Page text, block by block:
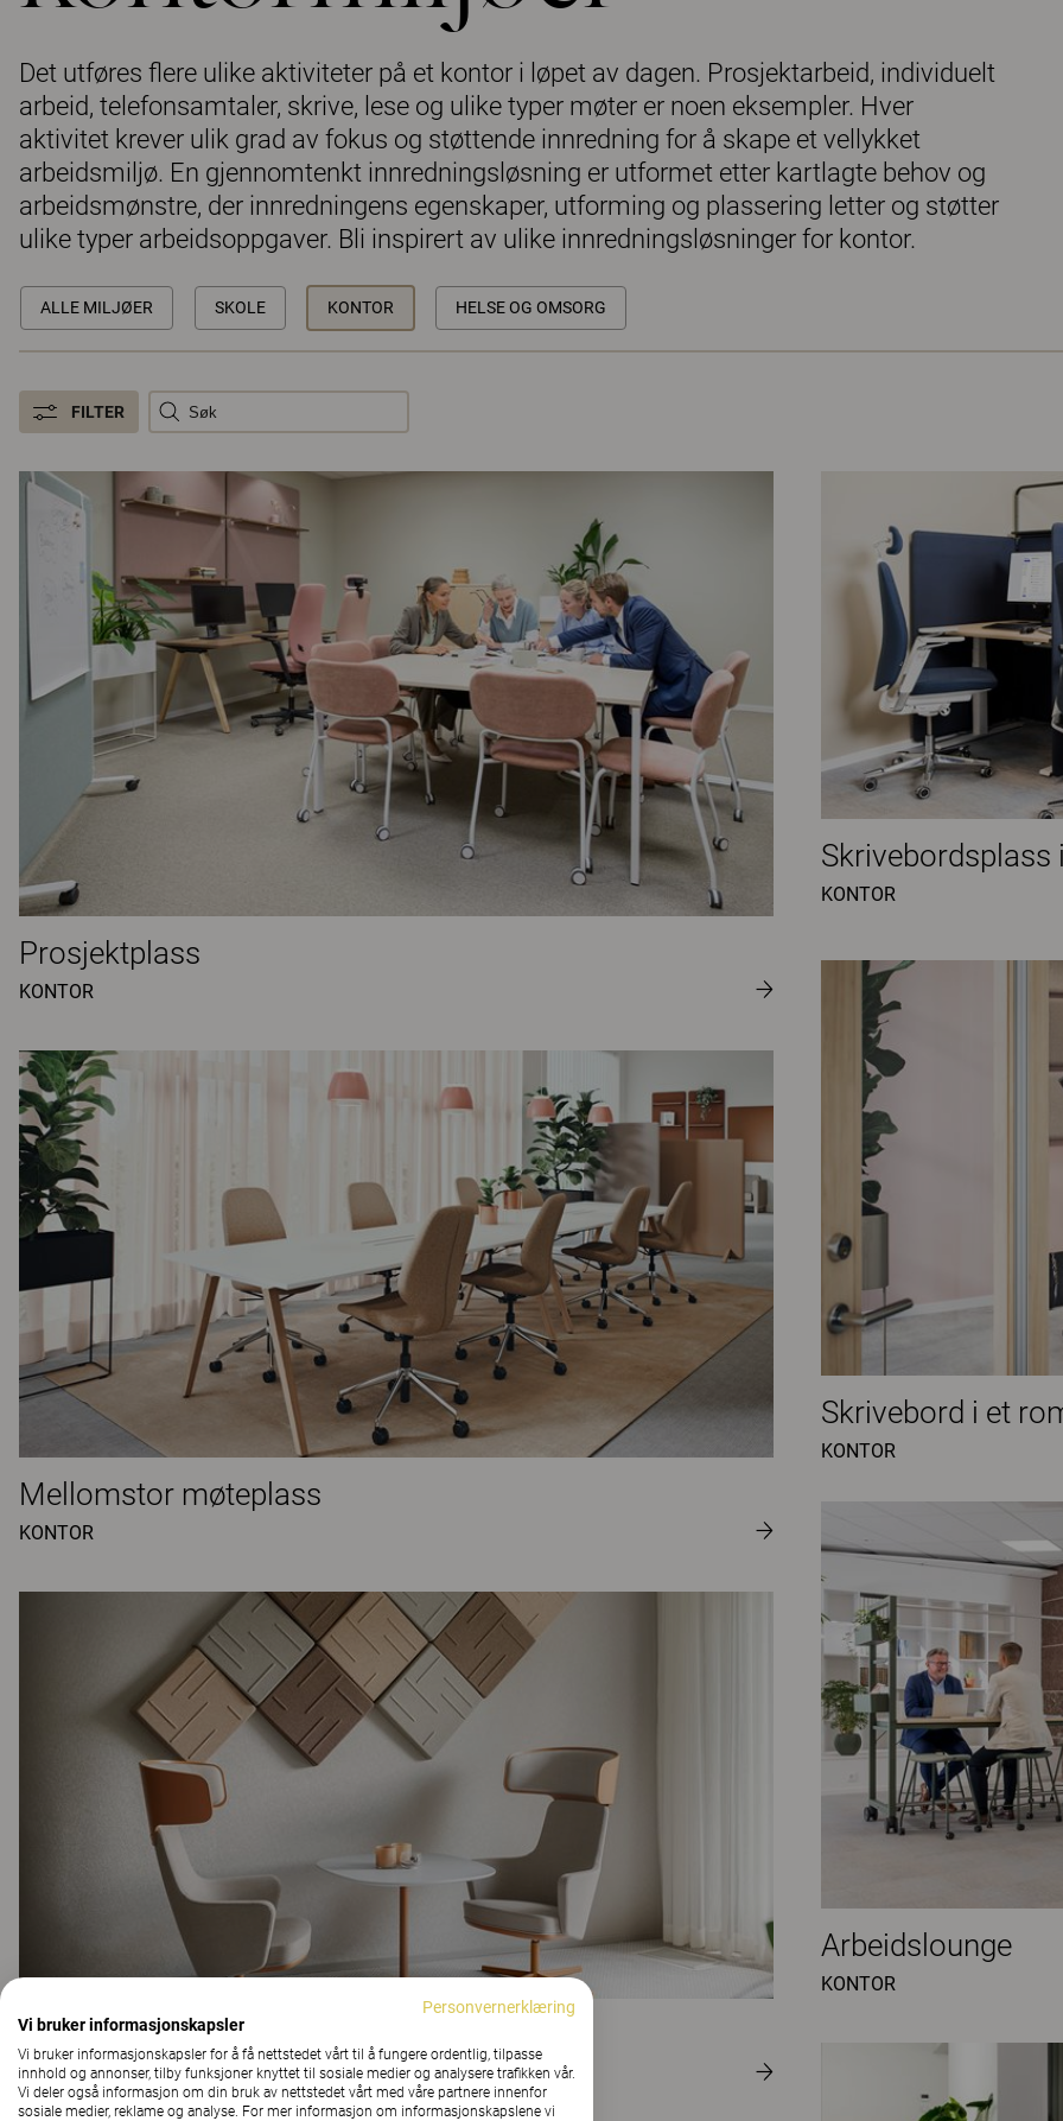
Det utføres flere ulike aktiviteter på et kontor i løpet av dagen. Prosjektarbeid, individuelt
arbeid, telefonsamtaler, skrive, lese og ulike typer møter er noen eksempler. Hver
aktivitet krever ulik grad av fokus og støttende innredning for å skape et vellykket
arbeidsmiljø. En gjennomtenkt innredningsløsning er utformet etter kartlagte behov og
arbeidsmønstre, der innredningens egenskaper, utforming og plassering letter og støtter
ulike typer arbeidsoppgaver. Bli inspirert av ulike innredningsløsninger for kontor.
ALLE MILJØER SKOLE KONTOR HELSE OG OMSORG
FILTER
Prosjektplass
KONTOR
Skrivebordsplass
KONTOR
Skrivebord i et
KONTOR
Mellomstor møteplass
KONTOR
Arbeidslounge
KONTOR
Plass for dialog/stillerom
KONTOR
Personvernerklæring
Vi bruker informasjonskapsler
Vi bruker informasjonskapsler for å få nettstedet vårt til å fungere ordentlig, tilpasse
innhold og annonser, tilby funksjoner knyttet til sosiale medier og analysere trafikken vår.
Vi deler også informasjon om din bruk av nettstedet vårt med våre partnere innenfor
sosiale medier, reklame og analyse. For mer informasjon om informasjonskapslene vi